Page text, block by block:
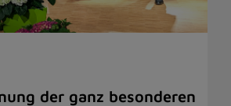
der ganz besonderen